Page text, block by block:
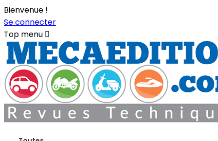
Bienvenue !
Se connecter
Top menu 